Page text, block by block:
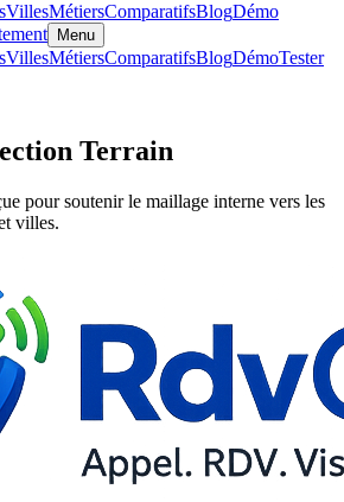
VillesMétiersComparatifsBlogDémo
Menu
VillesMétiersComparatifsBlogDémoTester
Terrain
pour soutenir le maillage interne vers les
villes.